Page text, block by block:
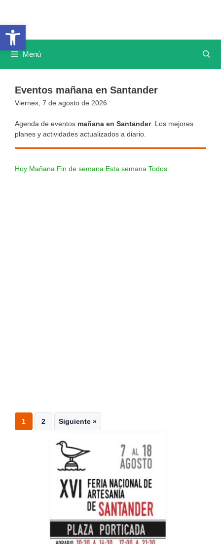
Abrir barra de herramientas
contenido
Menú
Eventos mañana en Santander
Viernes, 7 de agosto de 2026
Agenda de eventos mañana en Santander. Los mejores
planes y actividades actualizados a diario.
Hoy Mañana Fin de semana Esta semana Todos
1 2 Siguiente »